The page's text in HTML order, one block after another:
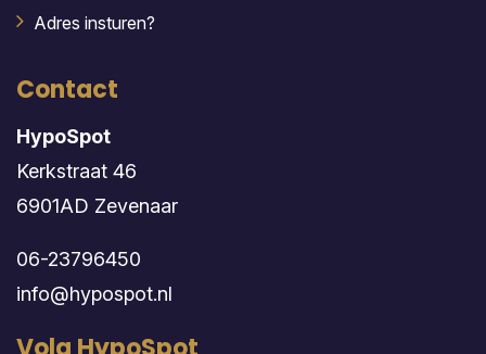
Adres insturen?
Contact
HypoSpot
Kerkstraat 46
6901AD Zevenaar
06-23796450
info@hypospot.nl